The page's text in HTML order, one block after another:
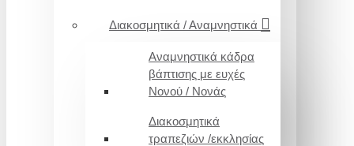
Διακοσμητικά / Αναμνηστικά
Αναμνηστικά κάδρα
βάπτισης με ευχές
Νονού / Νονάς
Διακοσμητικά
τραπεζιών /εκκλησίας